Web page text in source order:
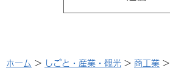
ホーム > しごと・産業・観光 > 商工業 >